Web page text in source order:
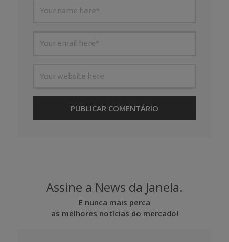
Assine a News da Janela.
E nunca mais perca
as melhores notícias do mercado!